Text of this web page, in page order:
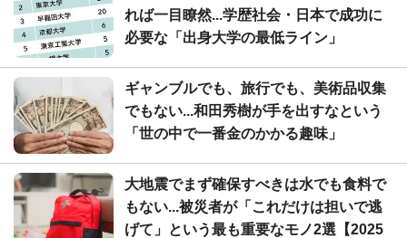
れば一目瞭然...学歴社会・日本で成功に
必要な「出身大学の最低ライン」
ギャンブルでも、旅行でも、美術品収集
でもない...和田秀樹が手を出すなという
「世の中で一番金のかかる趣味」
大地震でまず確保すべきは水でも食料で
もない...被災者が「これだけは担いで逃
げて」という最も重要なモノ2選【2025